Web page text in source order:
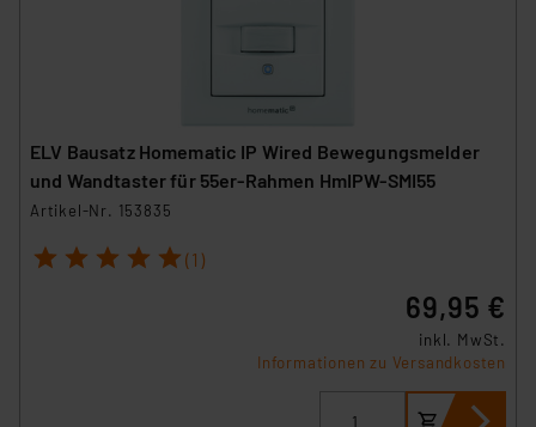
ELV Bausatz Homematic IP Wired Bewegungsmelder
und Wandtaster für 55er-Rahmen HmIPW-SMI55
Artikel-Nr. 153835
1 2 3 4 5 (1)
69,95 €
inkl. MwSt.
Informationen zu Versandkosten